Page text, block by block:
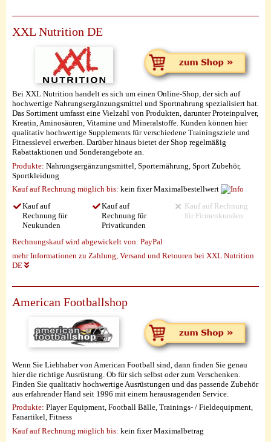
XXL Nutrition DE
Bei XXL Nutrition handelt es sich um einen Online-Shop, der sich auf
hochwertige Nahrungsergänzungsmittel und Sportnahrung spezialisiert hat.
Das Sortiment umfasst eine Vielzahl von Produkten, darunter Proteinpulver,
Kreatin, Aminosäuren, Vitamine und Mineralstoffe. Kunden können hier
qualitativ hochwertige Supplements für verschiedene Trainingsziele und
Fitnesslevel erwerben. Darüber hinaus bietet der Shop regelmäßig
Rabattaktionen und Sonderangebote an.
Produkte: Nahrungsergänzungsmittel, Sporternährung, Sport Zubehör,
Sportkleidung
Kauf auf Rechnung möglich bis: kein fixer Maximalbestellwert
Kauf auf
Rechnung für
Neukunden
Kauf auf
Rechnung für
Privatkunden
Kauf auf Rechnung
für Firmenkunden
Rechnungskauf wird abgewickelt von: PayPal
mehr Informationen zu Zahlung, Versand und Retouren bei XXL Nutrition
DE
American Footballshop
Wenn Sie Liebhaber von American Football sind, dann finden Sie genau
hier die richtige Ausrüstung. Ob für sich selbst oder zum Verschenken.
Finden Sie qualitativ hochwertige Ausrüstungen und das passende Zubehör
aus erfahrender Hand seit 1996 mit einem herausragenden Service.
Produkte: Player Equipment, Football Bälle, Trainings- / Fieldequipment,
Fanartikel, Fitness
Kauf auf Rechnung möglich bis: kein fixer Maximalbetrag